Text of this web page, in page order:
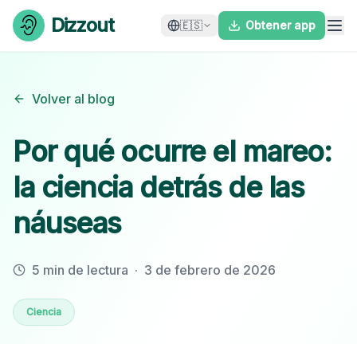
Skip to content
Dizzout 🇪🇸 Obtener app
Volver al blog
Por qué ocurre el mareo:
la ciencia detrás de las
náuseas
5 min de lectura · 3 de febrero de 2026
Ciencia